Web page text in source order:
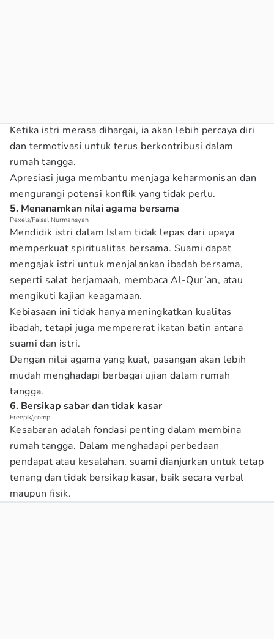
Ketika istri merasa dihargai, ia akan lebih percaya diri
dan termotivasi untuk terus berkontribusi dalam
rumah tangga.
Apresiasi juga membantu menjaga keharmonisan dan
mengurangi potensi konflik yang tidak perlu.
5. Menanamkan nilai agama bersama
Pexels/Faisal Nurmansyah
Mendidik istri dalam Islam tidak lepas dari upaya
memperkuat spiritualitas bersama. Suami dapat
mengajak istri untuk menjalankan ibadah bersama,
seperti salat berjamaah, membaca Al-Qur’an, atau
mengikuti kajian keagamaan.
Kebiasaan ini tidak hanya meningkatkan kualitas
ibadah, tetapi juga mempererat ikatan batin antara
suami dan istri.
Dengan nilai agama yang kuat, pasangan akan lebih
mudah menghadapi berbagai ujian dalam rumah
tangga.
6. Bersikap sabar dan tidak kasar
Freepik/jcomp
Kesabaran adalah fondasi penting dalam membina
rumah tangga. Dalam menghadapi perbedaan
pendapat atau kesalahan, suami dianjurkan untuk tetap
tenang dan tidak bersikap kasar, baik secara verbal
maupun fisik.